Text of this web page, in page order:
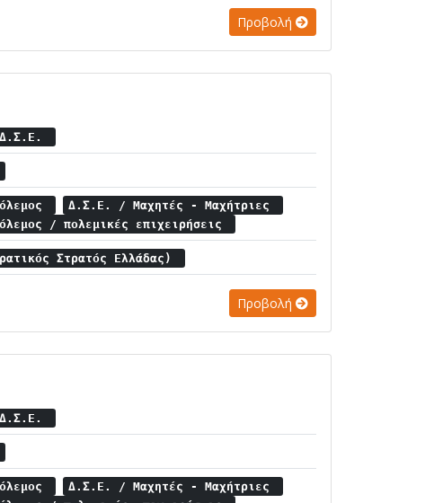
Προβολή
Δ.Σ.Ε.
Δ.Σ.Ε. / Μαχητές - Μαχήτριες
/ πολεμικές επιχειρήσεις
Στρατός Ελλάδας)
Προβολή
Δ.Σ.Ε.
Δ.Σ.Ε. / Μαχητές - Μαχήτριες